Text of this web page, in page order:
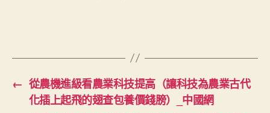
← 從農機進級看農業科技提高（讓科技為農業古代
化插上起飛的翅查包養價錢膀）_中國網